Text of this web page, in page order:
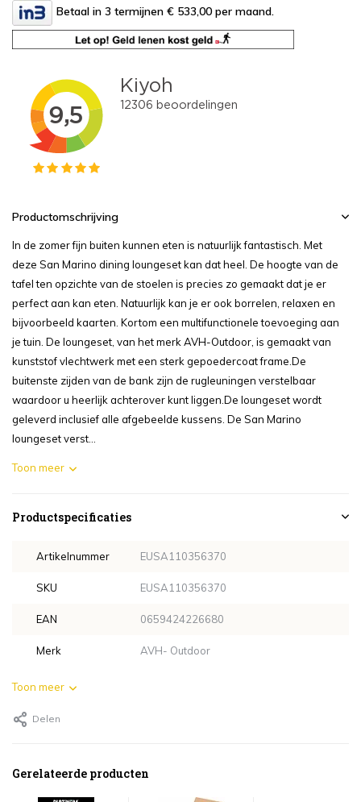
Betaal in 3 termijnen € 533,00 per maand.
Productomschrijving
In de zomer fijn buiten kunnen eten is natuurlijk fantastisch. Met
deze San Marino dining loungeset kan dat heel. De hoogte van de
tafel ten opzichte van de stoelen is precies zo gemaakt dat je er
perfect aan kan eten. Natuurlijk kan je er ook borrelen, relaxen en
bijvoorbeeld kaarten. Kortom een multifunctionele toevoeging aan
je tuin. De loungeset, van het merk AVH-Outdoor, is gemaakt van
kunststof vlechtwerk met een sterk gepoedercoat frame.De
buitenste zijden van de bank zijn de rugleuningen verstelbaar
waardoor u heerlijk achterover kunt liggen.De loungeset wordt
geleverd inclusief alle afgebeelde kussens. De San Marino
loungeset verst...
Toon meer
Productspecificaties
Artikelnummer EUSA110356370
SKU EUSA110356370
EAN 0659424226680
Merk AVH- Outdoor
Toon meer
Delen
Gerelateerde producten